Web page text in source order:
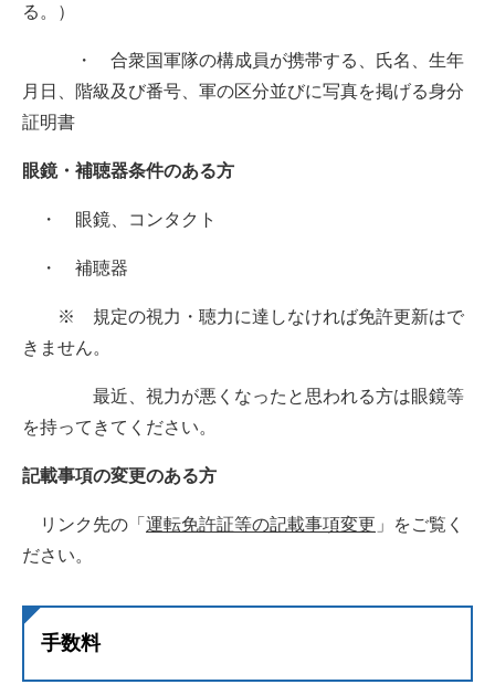
る。）
・ 合衆国軍隊の構成員が携帯する、氏名、生年
月日、階級及び番号、軍の区分並びに写真を掲げる身分
証明書
眼鏡・補聴器条件のある方
・ 眼鏡、コンタクト
・ 補聴器
※ 規定の視力・聴力に達しなければ免許更新はで
きません。
最近、視力が悪くなったと思われる方は眼鏡等
を持ってきてください。
記載事項の変更のある方
リンク先の「 運転免許証等の記載事項変更 」をご覧く
ださい。
手数料